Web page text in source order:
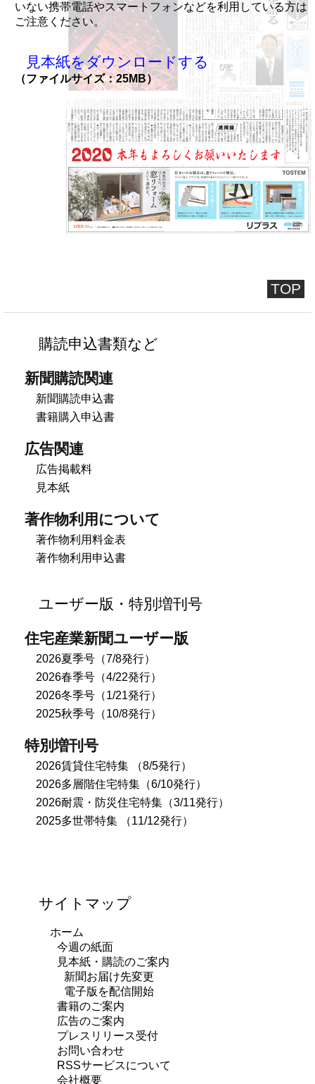
いない携帯電話やスマートフォンなどを利用している方は
ご注意ください。
見本紙をダウンロードする
（ファイルサイズ：25MB）
TOP
購読申込書類など
新聞購読関連
新聞購読申込書
書籍購入申込書
広告関連
広告掲載料
見本紙
著作物利用について
著作物利用料金表
著作物利用申込書
ユーザー版・特別増刊号
住宅産業新聞ユーザー版
2026夏季号（7/8発行）
2026春季号（4/22発行）
2026冬季号（1/21発行）
2025秋季号（10/8発行）
特別増刊号
2026賃貸住宅特集 （8/5発行）
2026多層階住宅特集（6/10発行）
2026耐震・防災住宅特集（3/11発行）
2025多世帯特集 （11/12発行）
サイトマップ
ホーム
今週の紙面
見本紙・購読のご案内
新聞お届け先変更
電子版を配信開始
書籍のご案内
広告のご案内
プレスリリース受付
お問い合わせ
RSSサービスについて
会社概要